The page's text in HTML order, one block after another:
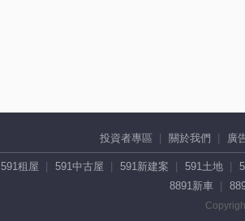
投資者專區 關於我們 廣
591租屋 591中古屋 591新建案 591土地
8891新車